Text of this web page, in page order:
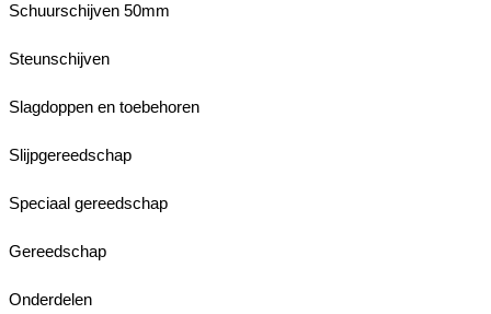
Schuurschijven 50mm
Steunschijven
Slagdoppen en toebehoren
Slijpgereedschap
Speciaal gereedschap
Gereedschap
Onderdelen